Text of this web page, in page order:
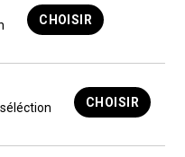
CHOISIR
CHOISIR